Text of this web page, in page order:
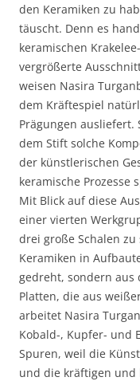
den Keramiken zu
täuscht. Denn es
keramischen
vergrößerte
weisen Nasira
dem Kräftespiel
Prägungen
dem Stift solche
der künstlerischen
keramische Prozesse
Mit Blick auf diese
einer vierten
drei große Schalen
Keramiken in
gedreht, sondern aus
Platten, die aus
arbeitet Nasira
Kobald-, Kupfer- und
Spuren, weil die
und die kräftigen und